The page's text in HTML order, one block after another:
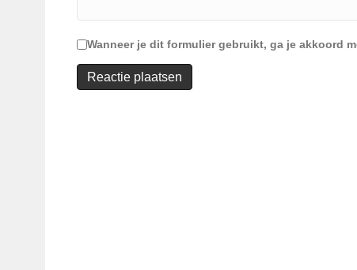
Wanneer je dit formulier gebruikt, ga je akkoord